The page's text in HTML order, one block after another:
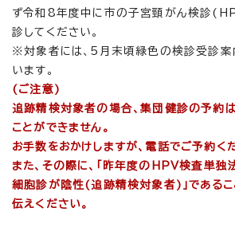
ず令和8年度中に市の子宮頸がん検診
診してください。
※対象者には、5月末頃緑色の検診受診案
います。
(ご注意)
追跡精検対象者の場合、集団健診の予約
ことができません。
お手数をおかけしますが、電話でご予約く
また、その際に、「昨年度のHPV検査単独
細胞診が陰性(追跡精検対象者)」であるこ
伝えください。